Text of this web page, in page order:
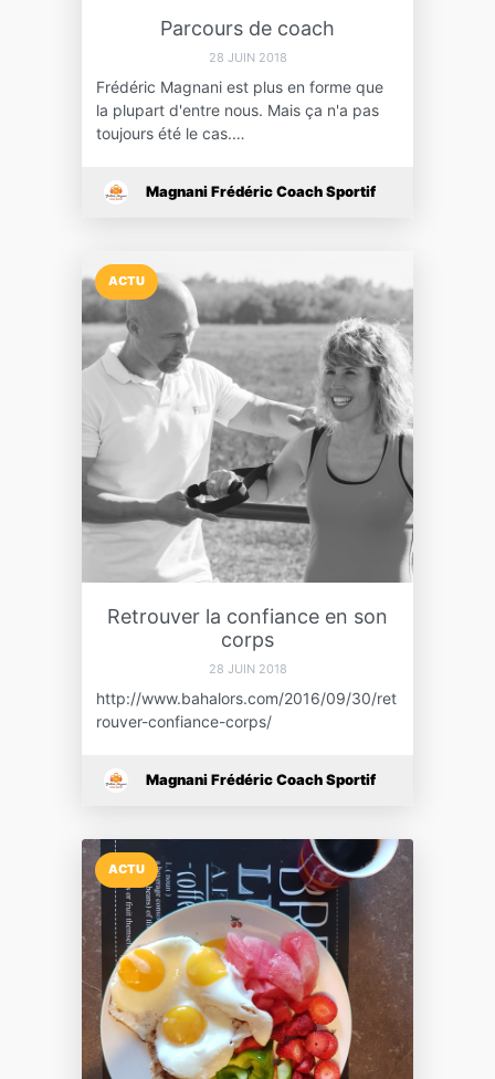
Parcours de coach
28 JUIN 2018
Frédéric Magnani est plus en forme que
la plupart d'entre nous. Mais ça n'a pas
toujours été le cas.…
Magnani Frédéric Coach Sportif
ACTU
Retrouver la confiance en son
corps
28 JUIN 2018
http://www.bahalors.com/2016/09/30/ret
rouver-confiance-corps/
Magnani Frédéric Coach Sportif
ACTU